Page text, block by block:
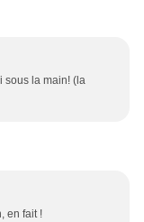
sous la main! (la
en fait !